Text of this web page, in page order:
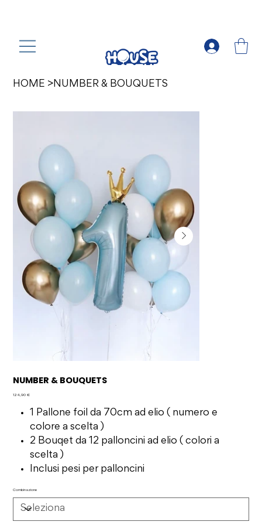
HOME > NUMBER & BOUQUETS
NUMBER & BOUQUETS
Prezzo
124,90 €
1 Pallone foil da 70cm ad elio ( numero e
colore a scelta )
2 Bouqet da 12 palloncini ad elio ( colori a
scelta )
Inclusi pesi per palloncini
Combinazione